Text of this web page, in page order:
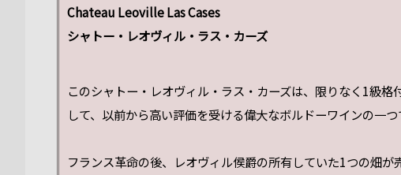
Chateau Leoville Las Cases
シャトー・レオヴィル・ラス・カーズ
このシャトー・レオヴィル・ラス・カーズは、限りなく1級格
して、以前から高い評価を受ける偉大なボルドーワインの一つ
フランス革命の後、レオヴィル侯爵の所有していた1つの畑